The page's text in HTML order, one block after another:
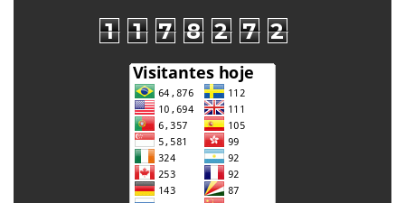
1 1 7 8 2 7 2